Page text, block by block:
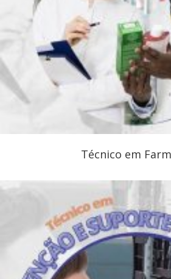
Técnico em